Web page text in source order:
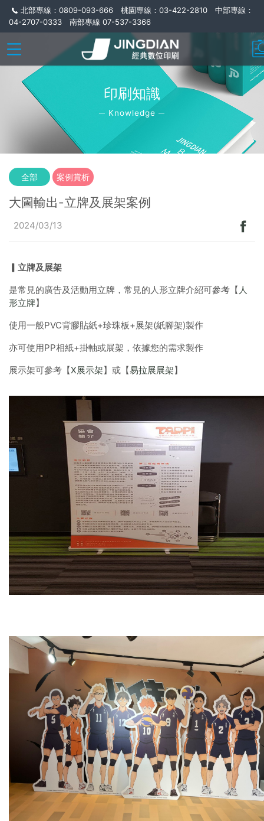
北部專線：0809-093-666 桃園專線：03-422-2810 中部專線：
04-2707-0333 南部專線 07-537-3366
印刷知識
─ Knowledge ─
全部 案例賞析
大圖輸出-立牌及展架案例
2024/03/13
▎立牌及展架
是常見的廣告及活動用立牌，常見的人形立牌介紹可參考【 人
形立牌】
使用一般PVC背膠貼紙+珍珠板+展架(紙腳架)製作
亦可使用PP相紙+掛軸或展架，依據您的需求製作
展示架可參考【X展示架】或【易拉展展架】